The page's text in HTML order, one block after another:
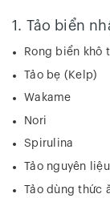
1. Tảo biển
Rong biển khô
Tảo bẹ (Kelp)
Wakame
Nori
Spirulina
Tảo nguyên
Tảo dùng thức